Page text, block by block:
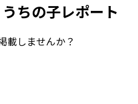
ちの子レポート
載しませんか？